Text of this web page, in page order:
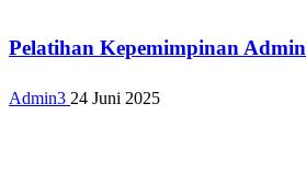
Pelatihan Kepemimpinan
Admin3 24 Juni 2025